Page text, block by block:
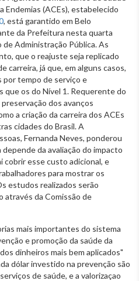
Endemias (ACEs), estabelecido
, está garantido em Belo
da Prefeitura nesta quarta
de Administração Pública. As
que o reajuste seja replicado
carreira, já que, em alguns casos,
por tempo de serviço e
que os do Nível 1. Requerente do
dos avanços
a criação da carreira dos ACEs
cidades do Brasil. A
Fernanda Neves, ponderou
da avaliação do impacto
cobrir esse custo adicional, e
para mostrar os
estudos realizados serão
através da Comissão de
mais importantes do sistema
e promoção da saúde da
dinheiros mais bem aplicados"
dólar investido na prevenção são
de saúde, e a valorizaçao